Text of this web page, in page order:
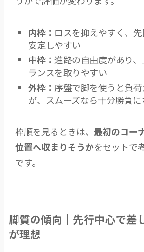
内枠： ロスを抑えやすく、
安定しやすい
中枠：進路の自由度があり
ランスを取りやすい
外枠： 序盤で脚を使うと負
が、スムーズなら十分勝負に
枠順を見るときは、最初のコー
位置へ収まりそうかをセットで
です。
脚質の傾向｜先行中心で差
が理想